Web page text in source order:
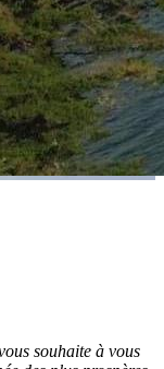
souhaite à vous